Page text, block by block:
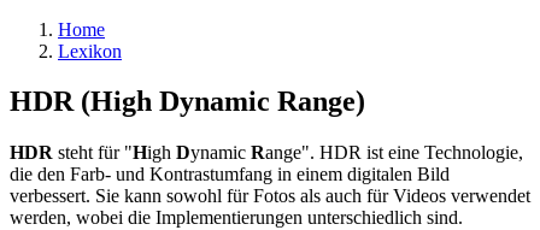
Home
Lexikon
HDR (High Dynamic Range)
HDR steht für "High Dynamic Range". HDR ist eine Technologie,
die den Farb- und Kontrastumfang in einem digitalen Bild
verbessert. Sie kann sowohl für Fotos als auch für Videos verwendet
werden, wobei die Implementierungen unterschiedlich sind.